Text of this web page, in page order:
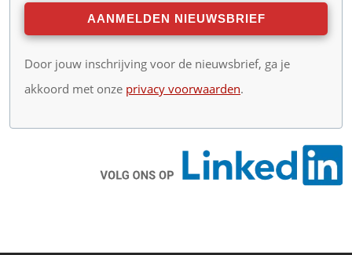
Door jouw inschrijving voor de nieuwsbrief, ga je
akkoord met onze privacy voorwaarden.